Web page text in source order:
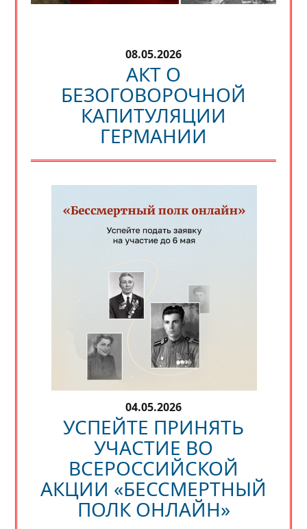
08.05.2026
АКТ О
БЕЗОГОВОРОЧНОЙ
КАПИТУЛЯЦИИ
ГЕРМАНИИ
04.05.2026
УСПЕЙТЕ ПРИНЯТЬ
УЧАСТИЕ ВО
ВСЕРОССИЙСКОЙ
АКЦИИ «БЕССМЕРТНЫЙ
ПОЛК ОНЛАЙН»